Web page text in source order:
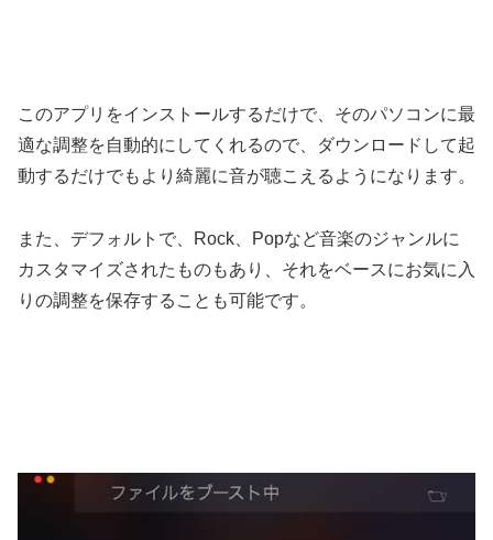
このアプリをインストールするだけで、そのパソコンに最
適な調整を自動的にしてくれるので、ダウンロードして起
動するだけでもより綺麗に音が聴こえるようになります。
また、デフォルトで、Rock、Popなど音楽のジャンルに
カスタマイズされたものもあり、それをベースにお気に入
りの調整を保存することも可能です。